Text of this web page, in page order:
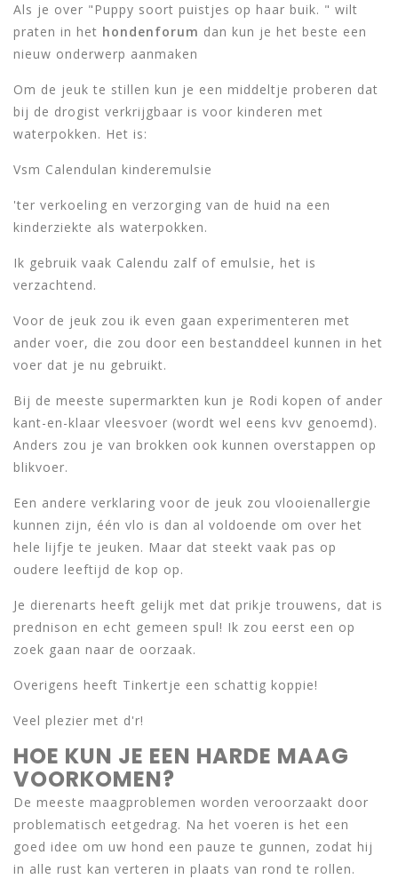
Als je over "Puppy soort puistjes op haar buik. " wilt
praten in het hondenforum dan kun je het beste een
nieuw onderwerp aanmaken
Om de jeuk te stillen kun je een middeltje proberen dat
bij de drogist verkrijgbaar is voor kinderen met
waterpokken. Het is:
Vsm Calendulan kinderemulsie
'ter verkoeling en verzorging van de huid na een
kinderziekte als waterpokken.
Ik gebruik vaak Calendu zalf of emulsie, het is
verzachtend.
Voor de jeuk zou ik even gaan experimenteren met
ander voer, die zou door een bestanddeel kunnen in het
voer dat je nu gebruikt.
Bij de meeste supermarkten kun je Rodi kopen of ander
kant-en-klaar vleesvoer (wordt wel eens kvv genoemd).
Anders zou je van brokken ook kunnen overstappen op
blikvoer.
Een andere verklaring voor de jeuk zou vlooienallergie
kunnen zijn, één vlo is dan al voldoende om over het
hele lijfje te jeuken. Maar dat steekt vaak pas op
oudere leeftijd de kop op.
Je dierenarts heeft gelijk met dat prikje trouwens, dat is
prednison en echt gemeen spul! Ik zou eerst een op
zoek gaan naar de oorzaak.
Overigens heeft Tinkertje een schattig koppie!
Veel plezier met d'r!
HOE KUN JE EEN HARDE MAAG
VOORKOMEN?
De meeste maagproblemen worden veroorzaakt door
problematisch eetgedrag. Na het voeren is het een
goed idee om uw hond een pauze te gunnen, zodat hij
in alle rust kan verteren in plaats van rond te rollen.